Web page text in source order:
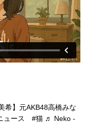
希】元AKB48高橋みな
ュース #猫 ♬ Neko -